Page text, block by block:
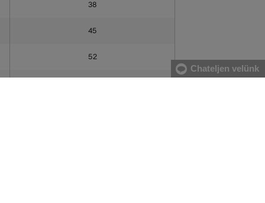
38
45
52
Chateljen velünk